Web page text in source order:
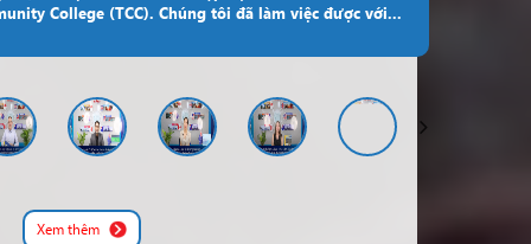
Mỹ Santiago Canyon College Đăng ký
Mỹ Xavier University Đăng ký
College (TCC). Chúng tôi đã làm việc được với...
Xem thêm